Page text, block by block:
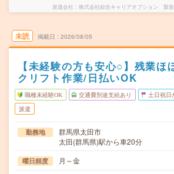
派遣会社 株式会社綜合キャリアオプション 製造
未読 掲載日 2026/08/05
【未経験の方も安心○】残業ほ
クリフト作業/日払いOK
職種未経験OK 交通費別途支給あり 土日祝日
派遣
勤務地
群馬県太田市
太田(群馬県)駅から車20分
曜日頻度 月～金